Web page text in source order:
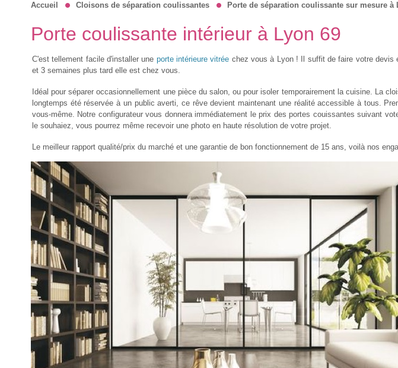
Accueil Cloisons de séparation coulissantes Porte de séparation coulissante sur mesure à
Porte coulissante intérieur à Lyon 69
C'est tellement facile d'installer une porte intérieure vitrée chez vous à Lyon ! Il suffit de faire votre devis
et 3 semaines plus tard elle est chez vous.
Idéal pour séparer occasionnellement une pièce du salon, ou pour isoler temporairement la cuisine. La
longtemps été réservée à un public averti, ce rêve devient maintenant une réalité accessible à tous.
vous-même. Notre configurateur vous donnera immédiatement le prix des portes couissantes suivant
le souhaiez, vous pourrez même recevoir une photo en haute résolution de votre projet.
Le meilleur rapport qualité/prix du marché et une garantie de bon fonctionnement de 15 ans, voilà nos